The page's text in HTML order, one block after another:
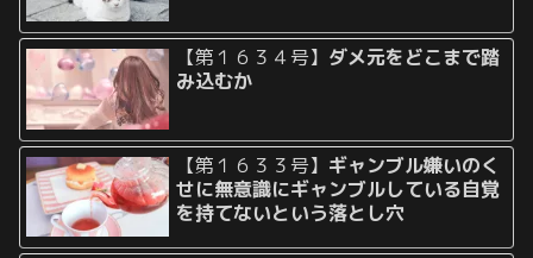
【第１６３４号】 ダメ元をどこまで踏
み込むか
【第１６３３号】 ギャンブル嫌いのく
せに無意識にギャンブルしている自覚
を持てないという落とし穴